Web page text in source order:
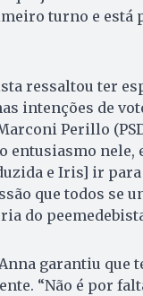
turno e está
ressaltou ter
intenções de
Perillo
entusiasmo
e Iris] ir
que todos se
do
garantiu que
“Não é por